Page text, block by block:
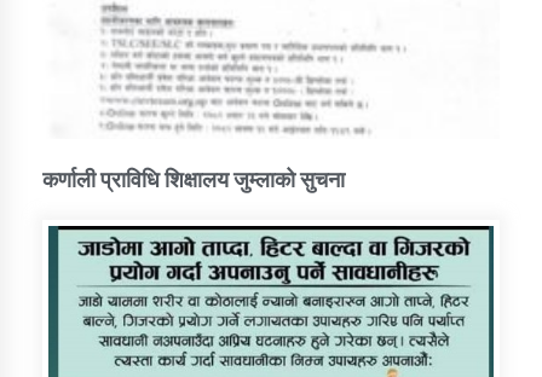
कर्णाली प्राविधि शिक्षालय जुम्लाको सुचना